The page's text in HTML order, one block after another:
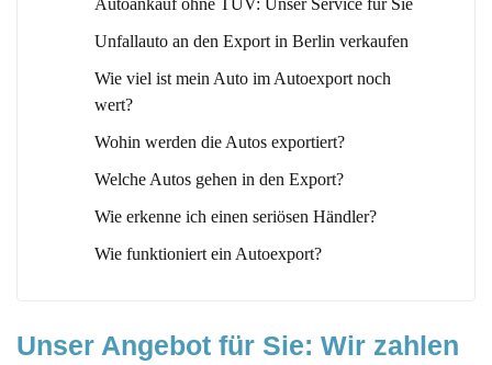
Autoankauf ohne TÜV: Unser Service für Sie
Unfallauto an den Export in Berlin verkaufen
Wie viel ist mein Auto im Autoexport noch
wert?
Wohin werden die Autos exportiert?
Welche Autos gehen in den Export?
Wie erkenne ich einen seriösen Händler?
Wie funktioniert ein Autoexport?
Unser Angebot für Sie: Wir zahlen